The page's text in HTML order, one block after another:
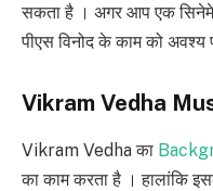
सकता है । अगर आप एक
पीएस विनोद के काम को अवश्य
Vikram Vedha
Vikram Vedha का
का काम करता है । हालांकि